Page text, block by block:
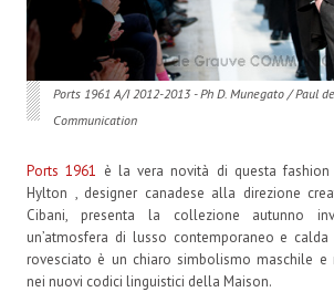
Ports 1961 A/I 2012-2013 - Ph D. Munegato / Paul
Communication
Ports 1961 è la vera novità di questa
Hylton , designer canadese alla direzione
Cibani, presenta la collezione autunno
un’atmosfera di lusso contemporaneo e calda
rovesciato è un chiaro simbolismo maschile e
nei nuovi codici linguistici della Maison.